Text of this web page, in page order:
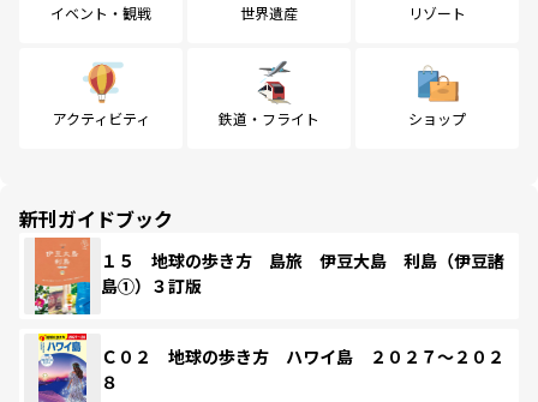
イベント・観戦 世界遺産 リゾート
アクティビティ 鉄道・フライト ショップ
新刊ガイドブック
１５ 地球の歩き方 島旅 伊豆大島 利島（伊豆諸
島①）３訂版
Ｃ０２ 地球の歩き方 ハワイ島 ２０２７～２０２
８